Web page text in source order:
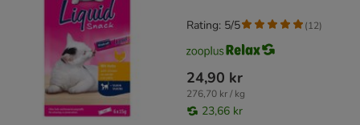
24,90 kr
276,70 kr / kg
23,66 kr
Rating: 5/5 (12)